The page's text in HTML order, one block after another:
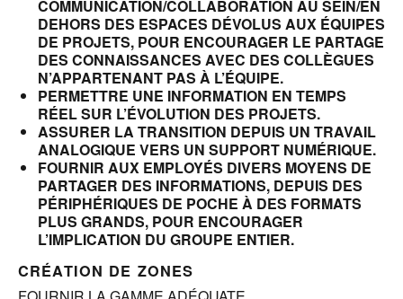
COMMUNICATION/COLLABORATION AU SEIN/EN
DEHORS DES ESPACES DÉVOLUS AUX ÉQUIPES
DE PROJETS, POUR ENCOURAGER LE PARTAGE
DES CONNAISSANCES AVEC DES COLLÈGUES
N’APPARTENANT PAS À L’ÉQUIPE.
PERMETTRE UNE INFORMATION EN TEMPS
RÉEL SUR L’ÉVOLUTION DES PROJETS.
ASSURER LA TRANSITION DEPUIS UN TRAVAIL
ANALOGIQUE VERS UN SUPPORT NUMÉRIQUE.
FOURNIR AUX EMPLOYÉS DIVERS MOYENS DE
PARTAGER DES INFORMATIONS, DEPUIS DES
PÉRIPHÉRIQUES DE POCHE À DES FORMATS
PLUS GRANDS, POUR ENCOURAGER
L’IMPLICATION DU GROUPE ENTIER.
CRÉATION DE ZONES